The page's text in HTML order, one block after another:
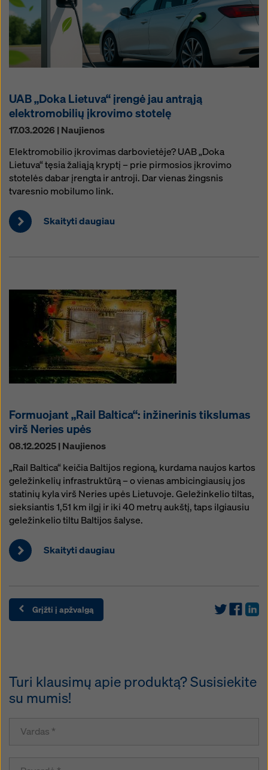
UAB „Doka Lietuva“ įrengė jau antrąją
elektromobilių įkrovimo stotelę
17.03.2026 | Naujienos
Elektromobilio įkrovimas darbovietėje? UAB „Doka
Lietuva“ tęsia žaliąją kryptį – prie pirmosios įkrovimo
stotelės dabar įrengta ir antroji. Dar vienas žingsnis
tvaresnio mobilumo link.
Skaityti daugiau
Formuojant „Rail Baltica“: inžinerinis tikslumas
virš Neries upės
08.12.2025 | Naujienos
„Rail Baltica“ keičia Baltijos regioną, kurdama naujos kartos
geležinkelių infrastruktūrą – o vienas ambicingiausių jos
statinių kyla virš Neries upės Lietuvoje. Geležinkelio tiltas,
sieksiantis 1,51 km ilgį ir iki 40 metrų aukštį, taps ilgiausiu
geležinkelio tiltu Baltijos šalyse.
Skaityti daugiau
Grįžti į apžvalgą
Turi klausimų apie produktą? Susisiekite
su mumis!